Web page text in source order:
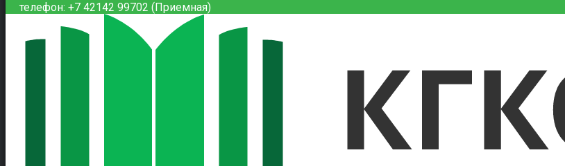
телефон: +7 42142 99702 (Приемная)